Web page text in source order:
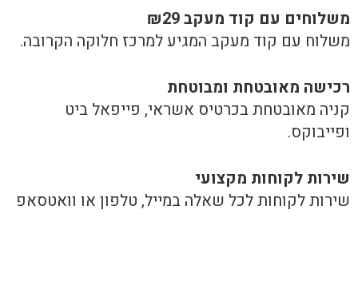
משלוחים עם קוד מעקב ₪29
משלוח​ עם קוד מעקב המגיע למרכז חלוקה הקרובה.
רכישה​ ​מאובטחת ומבוטחת
קניה מאובטחת בכרטיס אשראי, פייפאל ביט
ופייבוקס.
שירות לקוחות מקצועי
שירות לקוחות לכל שאלה במייל, טלפון או וואטסאפ